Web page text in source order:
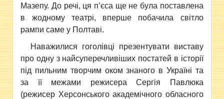
Мазепу. До речі, ця п’єса ще не була поставлена
в жодному театрі, вперше побачила світло
рампи саме у Полтаві.
Наважилися гоголівці презентувати виставу
про одну з найсуперечливіших постатей в історії
під пильним творчим оком знаного в Україні та
за її межами режисера Сергія Павлюка
(режисер Херсонського академічного обласного